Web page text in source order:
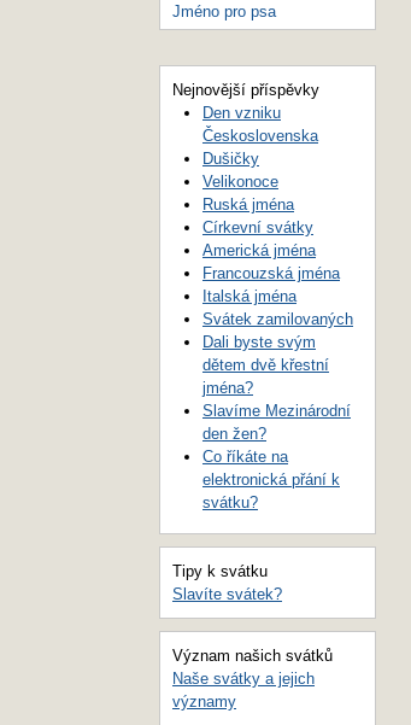
Jméno pro psa
Nejnovější příspěvky
Den vzniku
Československa
Dušičky
Velikonoce
Ruská jména
Církevní svátky
Americká jména
Francouzská jména
Italská jména
Svátek zamilovaných
Dali byste svým
dětem dvě křestní
jména?
Slavíme Mezinárodní
den žen?
Co říkáte na
elektronická přání k
svátku?
Tipy k svátku
Slavíte svátek?
Význam našich svátků
Naše svátky a jejich
významy